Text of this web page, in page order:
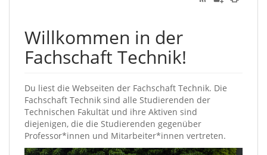
Willkommen in der
Fachschaft Technik!
Du liest die Webseiten der Fachschaft Technik. Die
Fachschaft Technik sind alle Studierenden der
Technischen Fakultät und ihre Aktiven sind
diejenigen, die die Studierenden gegenüber
Professor*innen und Mitarbeiter*innen vertreten.